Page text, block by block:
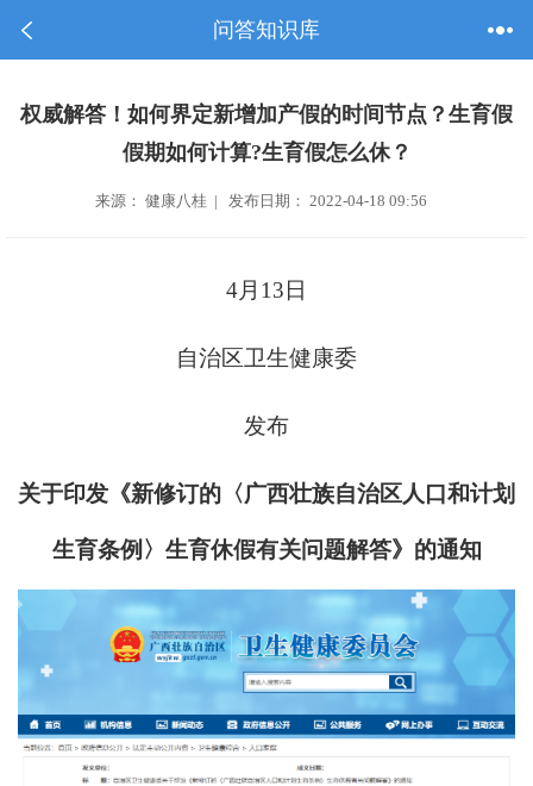
问答知识库
权威解答！如何界定新增加产假的时间节点？生育假
假期如何计算?生育假怎么休？
来源： 健康八桂 | 发布日期： 2022-04-18 09:56
4月13日
自治区卫生健康委
发布
关于印发《新修订的〈广西壮族自治区人口和计划
生育条例〉生育休假有关问题解答》的通知